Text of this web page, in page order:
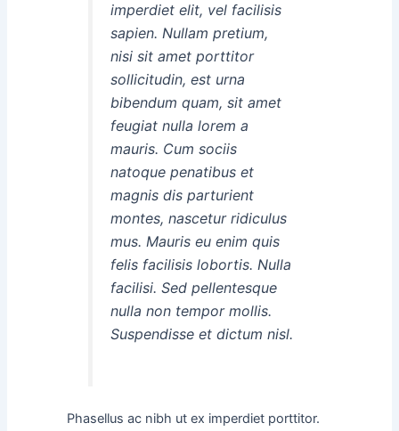
imperdiet elit, vel facilisis
sapien. Nullam pretium,
nisi sit amet porttitor
sollicitudin, est urna
bibendum quam, sit amet
feugiat nulla lorem a
mauris. Cum sociis
natoque penatibus et
magnis dis parturient
montes, nascetur ridiculus
mus. Mauris eu enim quis
felis facilisis lobortis. Nulla
facilisi. Sed pellentesque
nulla non tempor mollis.
Suspendisse et dictum nisl.
Phasellus ac nibh ut ex imperdiet porttitor.